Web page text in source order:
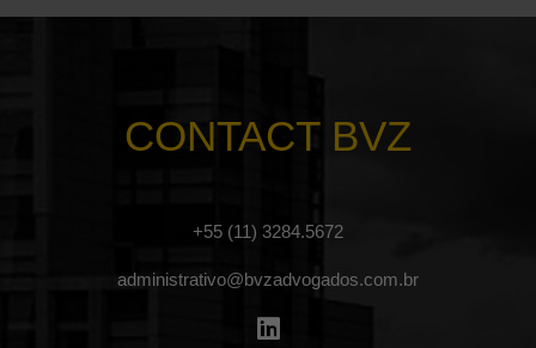
CONTACT BVZ
+55 (11) 3284.5672
administrativo@bvzadvogados.com.br